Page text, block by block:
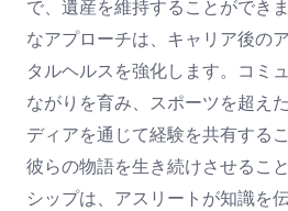
で、遺産を維持することができ
なアプローチは、キャリア後の
タルヘルスを強化します。コミ
ながりを育み、スポーツを超え
ディアを通じて経験を共有する
彼らの物語を生き続けさせるこ
シップは、アスリートが知識を